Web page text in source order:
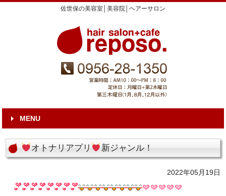
佐世保の美容室│美容院│ヘアーサロン
MENU
オトナリアプリ 新ジャンル！
2022年05月19日